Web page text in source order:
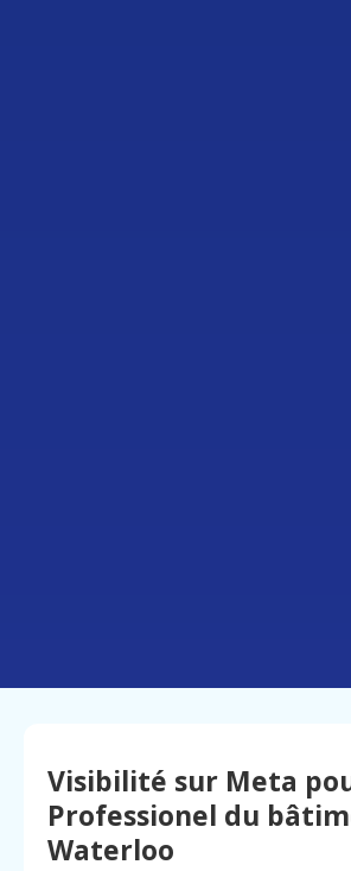
Visibilité sur Meta
Professionel du
Waterloo